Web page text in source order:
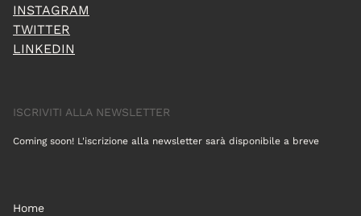
INSTAGRAM
TWITTER
LINKEDIN
ISCRIVITI ALLA NEWSLETTER
Coming soon! L'iscrizione alla newsletter sarà disponibile a breve
Home